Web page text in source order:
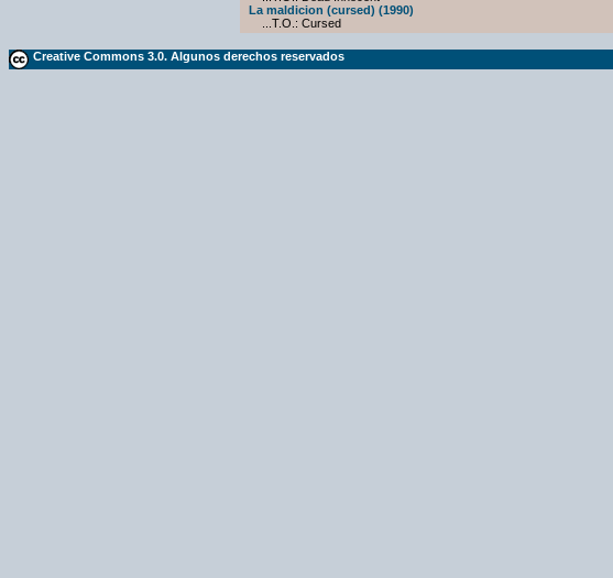
La maldicion (cursed) (1990)
...T.O.: Cursed
Creative Commons 3.0. Algunos derechos reservados